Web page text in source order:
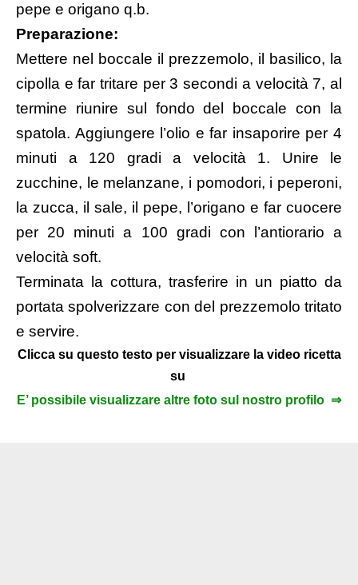
pepe e origano q.b.
Preparazione:
Mettere nel boccale il prezzemolo, il basilico, la
cipolla e far tritare per 3 secondi a velocità 7, al
termine riunire sul fondo del boccale con la
spatola. Aggiungere l’olio e far insaporire per 4
minuti a 120 gradi a velocità 1. Unire le
zucchine, le melanzane, i pomodori, i peperoni,
la zucca, il sale, il pepe, l’origano e far cuocere
per 20 minuti a 100 gradi con l’antiorario a
velocità soft.
Terminata la cottura, trasferire in un piatto da
portata spolverizzare con del prezzemolo tritato
e servire.
Clicca su questo testo per visualizzare la video ricetta
su
E’ possibile visualizzare altre foto sul nostro profilo ⇒